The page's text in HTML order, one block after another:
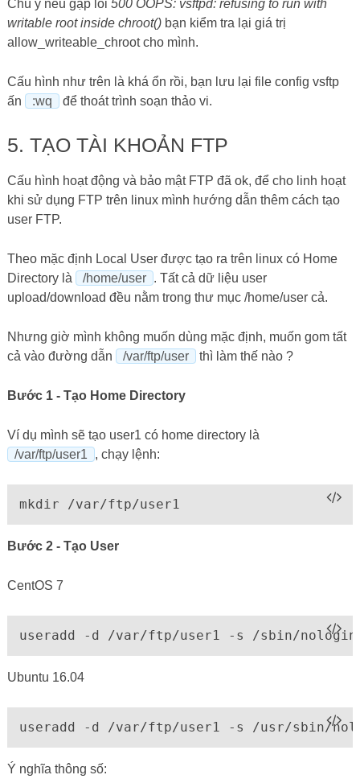
Chú ý nếu gặp lỗi 500 OOPS: vsftpd: refusing to run with
writable root inside chroot()bạn kiểm tra lại giá trị
allow_writeable_chroot cho mình.
Cấu hình như trên là khá ổn rồi, bạn lưu lại file config vsftp
ấn
:wq để thoát trình soạn thảo vi.
5. TẠO TÀI KHOẢN FTP
Cấu hình hoạt động và bảo mật FTP đã ok, để cho linh hoạt
khi sử dụng FTP trên linux mình hướng dẫn thêm cách tạo
user FTP.
Theo mặc định Local User được tạo ra trên linux có Home
Directory là
/home/user . Tất cả dữ liệu user
upload/download đều nằm trong thư mục /home/user cả.
Nhưng giờ mình không muốn dùng mặc định, muốn gom tất
cả vào đường dẫn
/var/ftp/user thì làm thế nào ?
Bước 1 - Tạo Home Directory
Ví dụ mình sẽ tạo user1 có home directory là
/var/ftp/user1
, chạy lệnh:
mkdir /var/ftp/user1
Bước 2 - Tạo User
CentOS 7
useradd -d /var/ftp/user1 -s /sbin/nologin
Ubuntu 16.04
useradd -d /var/ftp/user1 -s /usr/sbin/
Ý nghĩa thông số: